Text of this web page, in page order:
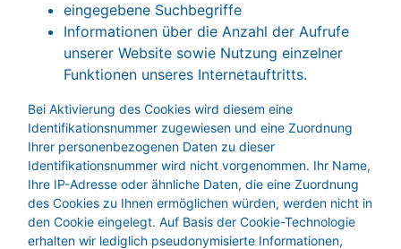
eingegebene Suchbegriffe
Informationen über die Anzahl der Aufrufe
unserer Website sowie Nutzung einzelner
Funktionen unseres Internetauftritts.
Bei Aktivierung des Cookies wird diesem eine
Identifikationsnummer zugewiesen und eine Zuordnung
Ihrer personenbezogenen Daten zu dieser
Identifikationsnummer wird nicht vorgenommen. Ihr Name,
Ihre IP-Adresse oder ähnliche Daten, die eine Zuordnung
des Cookies zu Ihnen ermöglichen würden, werden nicht in
den Cookie eingelegt. Auf Basis der Cookie-Technologie
erhalten wir lediglich pseudonymisierte Informationen,